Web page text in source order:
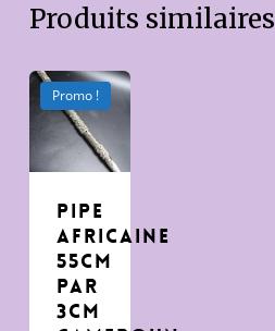
Produits similaires
Promo !
pipe
africaine
55cm
par
3cm